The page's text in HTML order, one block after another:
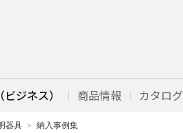
ジネス） 商品情報 カタログ
器具 納入事例集